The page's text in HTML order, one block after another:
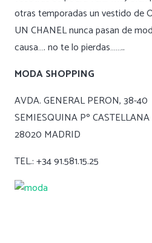
otras temporadas un vestido de
UN CHANEL nunca pasan de
causa…. no te lo pierdas……..
MODA SHOPPING
AVDA. GENERAL PERON, 38-40
SEMIESQUINA Pº
28020 MADRID
TEL.: +34 91.581.15.25